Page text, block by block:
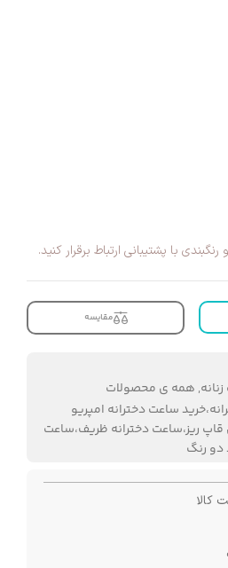
با پشتیبانی ارتباط برقرار کنید.
مقایسه
, همه ی محصولات
ساعت دخترانه امپریو
قاپ ریز،ساعت دخترانه ظریف،ساعت
دو رنگ
کالا